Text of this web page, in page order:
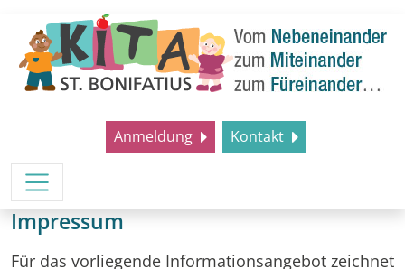
Anmeldung Kontakt
Impressum
Für das vorliegende Informationsangebot zeichnet